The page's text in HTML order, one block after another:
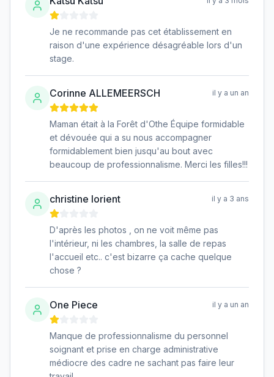
Je ne recommande pas cet établissement en
raison d'une expérience désagréable lors d'un
stage.
Corinne ALLEMEERSCH il y a un an
Maman était à la Forêt d'Othe Équipe formidable
et dévouée qui a su nous accompagner
formidablement bien jusqu'au bout avec
beaucoup de professionnalisme. Merci les filles!!!
christine lorient il y a 3 ans
D'après les photos , on ne voit même pas
l'intérieur, ni les chambres, la salle de repas
l'accueil etc.. c'est bizarre ça cache quelque
chose ?
One Piece il y a un an
Manque de professionnalisme du personnel
soignant et prise en charge administrative
médiocre des cadre ne sachant pas faire leur